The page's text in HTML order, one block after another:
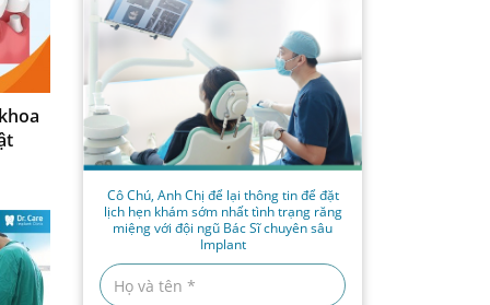
Cô Chú, Anh Chị để lại thông tin để đặt
lịch hẹn khám sớm nhất tình trạng răng
miệng với đội ngũ Bác Sĩ chuyên sâu
Implant